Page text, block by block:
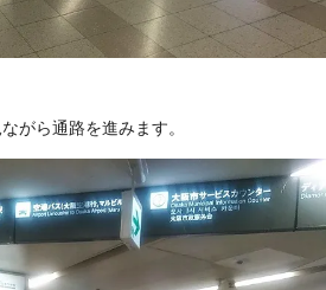
がら通路を進みます。